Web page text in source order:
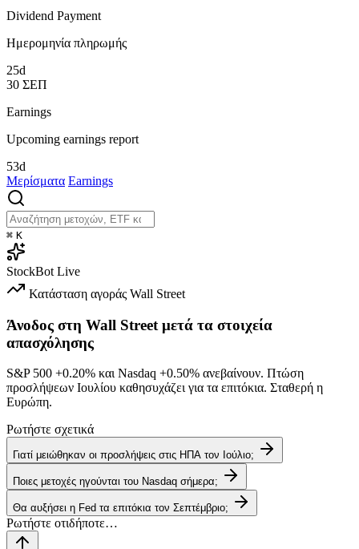
Dividend Payment
Ημερομηνία πληρωμής
25d
30 ΣΕΠ
Earnings
Upcoming earnings report
53d
Μερίσματα Earnings
⌘ K
StockBot Live
Κατάσταση αγοράς Wall Street
Άνοδος στη Wall Street μετά τα στοιχεία
απασχόλησης
S&P 500 +0.20% και Nasdaq +0.50% ανεβαίνουν. Πτώση
προσλήψεων Ιουλίου καθησυχάζει για τα επιτόκια. Σταθερή η
Ευρώπη.
Ρωτήστε σχετικά
Γιατί μειώθηκαν οι προσλήψεις στις ΗΠΑ τον Ιούλιο;
Ποιες μετοχές ηγούνται του Nasdaq σήμερα;
Θα αυξήσει η Fed τα επιτόκια τον Σεπτέμβριο;